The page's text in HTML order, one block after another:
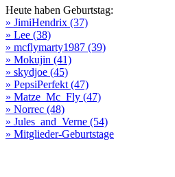
Heute haben Geburtstag:
» JimiHendrix (37)
» Lee (38)
» mcflymarty1987 (39)
» Mokujin (41)
» skydjoe (45)
» PepsiPerfekt (47)
» Matze_Mc_Fly (47)
» Norrec (48)
» Jules_and_Verne (54)
» Mitglieder-Geburtstage